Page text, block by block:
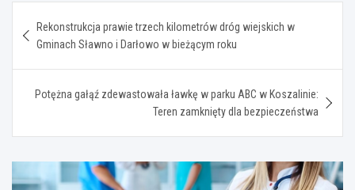
wpisu
Rekonstrukcja prawie trzech kilometrów dróg wiejskich w
Gminach Sławno i Darłowo w bieżącym roku
Potężna gałąź zdewastowała ławkę w parku ABC w Koszalinie:
Teren zamknięty dla bezpieczeństwa